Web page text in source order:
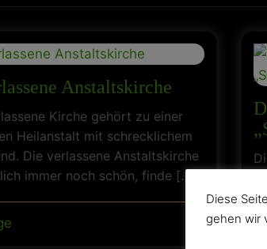
Anstaltskirche
Kirche gehört zu einer
Heilanstalt mit schrecklichem
Die verlassene Anstaltskirche
immer noch schön, finde […]
Diese
gehen wir